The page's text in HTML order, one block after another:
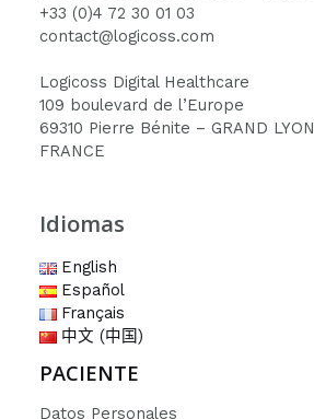
+33 (0)4 72 30 01 03
contact@logicoss.com
Logicoss Digital Healthcare
109 boulevard de l’Europe
69310 Pierre Bénite – GRAND LYON
FRANCE
Idiomas
English
Español
Français
中文 (中国)
PACIENTE
Datos Personales